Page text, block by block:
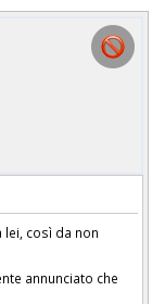
così da non
annunciato che